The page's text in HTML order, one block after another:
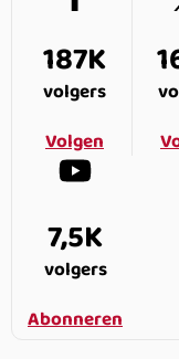
187K
volgers
Volgen
7,5K
volgers
Abonneren